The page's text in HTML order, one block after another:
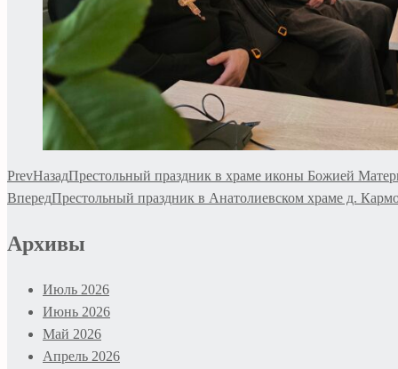
PrevНазадПрестольный праздник в храме иконы Божией
ВпередПрестольный праздник в Анатолиевском храме д.
Архивы
Июль 2026
Июнь 2026
Май 2026
Апрель 2026